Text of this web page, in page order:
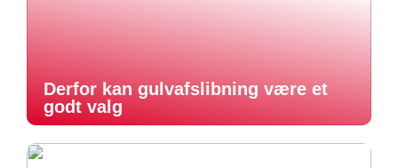
Derfor kan gulvafslibning være et
godt valg